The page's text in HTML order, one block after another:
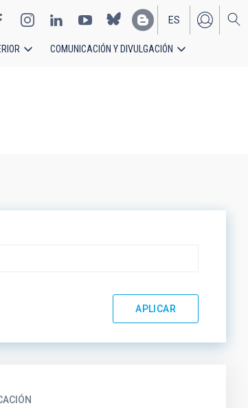
EN
ES
COMUNICACIÓN Y DIVULGACIÓN